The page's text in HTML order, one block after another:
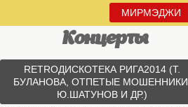
МИРМЭДЖИ
Концерты
RETROДИСКОТЕКА РИГА2014 (Т.
БУЛАНОВА, ОТПЕТЫЕ МОШЕННИКИ,
Ю.ШАТУНОВ И ДР.)